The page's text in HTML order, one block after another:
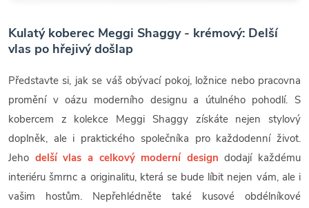
Kulatý koberec Meggi Shaggy - krémový: Delší
vlas po hřejivý došlap
Představte si, jak se váš obývací pokoj, ložnice nebo pracovna
promění v oázu moderního designu a útulného pohodlí. S
kobercem z kolekce Meggi Shaggy získáte nejen stylový
doplněk, ale i praktického společníka pro každodenní život.
Jeho delší vlas a celkový moderní design dodají každému
interiéru šmrnc a originalitu, která se bude líbit nejen vám, ale i
vašim hostům. Nepřehlédněte také kusové obdélníkové